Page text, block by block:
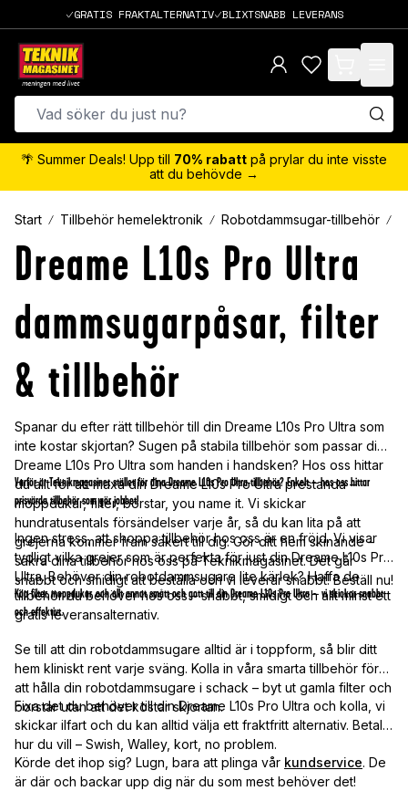
GRATIS FRAKTALTERNATIV BLIXTSNABB LEVERANS
items in cart,
🌴 Summer Deals! Upp till 70% rabatt på prylar du inte visste
att du behövde →
Start Tillbehör hemelektronik Robotdammsugar-tillbehör
Dreame L10s Pro Ultra
dammsugarpåsar, filter
& tillbehör
Spanar du efter rätt tillbehör till din Dreame L10s Pro Ultra som
inte kostar skjortan? Sugen på stabila tillbehör som passar din
Dreame L10s Pro Ultra som handen i handsken? Hos oss hittar
du allt för att maxa din Dreame L10s Pro Ultra prestanda –
moppdukar, filter, borstar, you name it. Vi skickar
hundratusentals försändelser varje år, så du kan lita på att
grejerna kommer fram säkert till dig. Gör ditt hem skinande –
säkra dina tillbehör hos oss på Teknikmagasinet. Det går
snabbt och smidigt att beställa och vi leverar snabbt! Beställ nu!
Varför är Teknikmagasinet stället för dina Dreame L10s Pro Ultra-tillbehör? Enkelt – hos oss hittar
prisvärda tillbehör som gör jobbet!
Ingen stress, att shoppa tillbehör hos oss är en fröjd. Vi visar
tydligt vilka grejer som är perfekta för just din Dreame L10s Pro
Ultra. Behöver din robotdammsugare lite kärlek? Haffa de
tillbehör du behöver hos oss – snabbt, smidigt och allt minst ett
gratis leveransalternativ.
Köp filter, moppdukar, och allt annat smått och gott till din Dreame L10s Pro Ultra – vi skickar snabbt
och effektivt.
Se till att din robotdammsugare alltid är i toppform, så blir ditt
hem kliniskt rent varje sväng. Kolla in våra smarta tillbehör för
att hålla din robotdammsugare i schack – byt ut gamla filter och
borstar utan att det kostar skjortan.
Fixa det du behöver till din Dreame L10s Pro Ultra och kolla, vi
skickar ilfart och du kan alltid välja ett fraktfritt alternativ. Betala
hur du vill – Swish, Walley, kort, no problem.
Körde det ihop sig? Lugn, bara att plinga vår kundservice. De
är där och backar upp dig när du som mest behöver det!